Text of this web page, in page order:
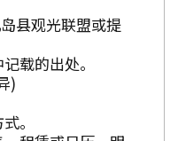
县观光联盟或提
载的出处。
)
。